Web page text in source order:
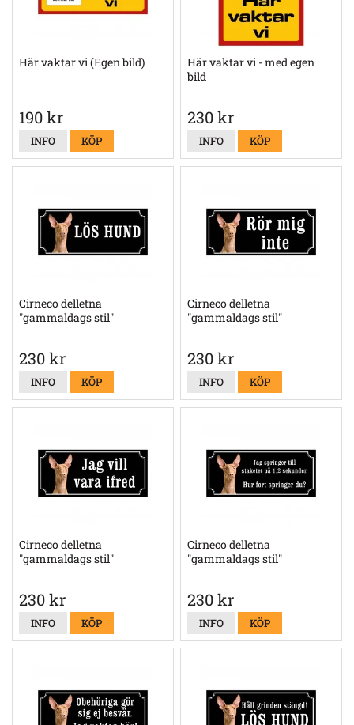
Här vaktar vi (Egen bild)
190 kr
INFO KÖP
Här vaktar vi - med egen
bild
230 kr
INFO KÖP
Cirneco delletna
"gammaldags stil"
230 kr
INFO KÖP
Cirneco delletna
"gammaldags stil"
230 kr
INFO KÖP
Cirneco delletna
"gammaldags stil"
230 kr
INFO KÖP
Cirneco delletna
"gammaldags stil"
230 kr
INFO KÖP